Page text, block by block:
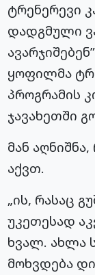
ტრენერევი
დადგმული
ყოფილმა
პროგრამის
ჯავახეთში
მან
აქვთ.
„ის, რასაც
უკეთესად
ხვალ. ახლა
მოხვდება